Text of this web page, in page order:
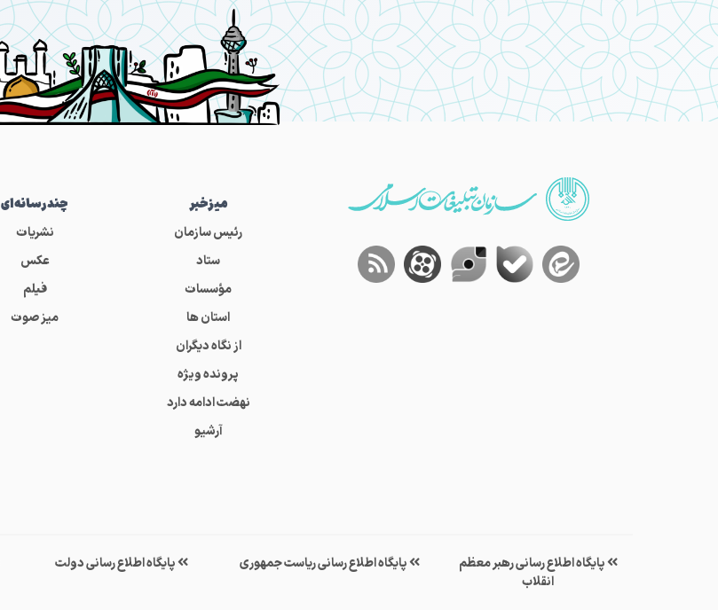
میز‌خبر
رئیس سازمان
ستاد
مؤسسات
استان ها
از نگاه دیگران
پرونده ویژه
نهضت ادامه دارد
آرشیو
چندرسانه‌ای
نشریات
عکس
فیلم
میز صوت
پایگاه اطلاع رسانی رهبر معظم
انقلاب
پایگاه اطلاع رسانی ریاست جمهوری پایگاه اطلاع رسانی دولت